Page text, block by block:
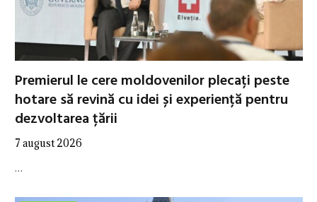
Premierul le cere moldovenilor plecați peste
hotare să revină cu idei și experiență pentru
dezvoltarea țării
7 august 2026
…